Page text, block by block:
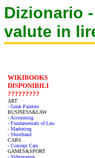
Dizionario -
valute in
WIKIBOOKS
DISPONIBILI
?????????
ART
- Great Painters
BUSINESS&LAW
- Accounting
- Fundamentals of Law
- Marketing
- Shorthand
CARS
- Concept Cars
GAMES&SPORT
- Videogames